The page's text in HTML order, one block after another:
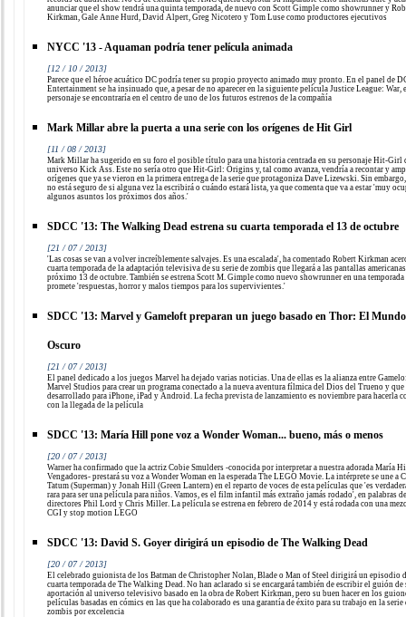
anunciar que el show tendrá una quinta temporada, de nuevo con Scott Gimple como showrunner y
Kirkman, Gale Anne Hurd, David Alpert, Greg Nicotero y Tom Luse como productores ejecutivos
NYCC '13 - Aquaman podría tener película animada
[12 / 10 / 2013]
Parece que el héroe acuático DC podría tener su propio proyecto animado muy pronto. En el panel de
Entertainment se ha insinuado que, a pesar de no aparecer en la siguiente película Justice League: War,
personaje se encontraría en el centro de uno de los futuros estrenos de la compañía
Mark Millar abre la puerta a una serie con los orígenes de Hit Girl
[11 / 08 / 2013]
Mark Millar ha sugerido en su foro el posible título para una historia centrada en su personaje Hit-Girl
universo Kick Ass. Este no sería otro que Hit-Girl: Origins y, tal como avanza, vendría a recontar y
orígenes que ya se vieron en la primera entrega de la serie que protagoniza Dave Lizewski. Sin
no está seguro de si alguna vez la escribirá o cuándo estará lista, ya que comenta que va a estar 'muy
algunos asuntos los próximos dos años.'
SDCC '13: The Walking Dead estrena su cuarta temporada el 13 de octubre
[21 / 07 / 2013]
'Las cosas se van a volver increíblemente salvajes. Es una escalada', ha comentado Robert Kirkman
cuarta temporada de la adaptación televisiva de su serie de zombis que llegará a las pantallas
próximo 13 de octubre. También se estrena Scott M. Gimple como nuevo showrunner en una temporada
promete 'respuestas, horror y malos tiempos para los supervivientes.'
SDCC '13: Marvel y Gameloft preparan un juego basado en Thor: El Mundo
Oscuro
[21 / 07 / 2013]
El panel dedicado a los juegos Marvel ha dejado varias noticias. Una de ellas es la alianza entre
Marvel Studios para crear un programa conectado a la nueva aventura fílmica del Dios del Trueno y que
desarrollado para iPhone, iPad y Android. La fecha prevista de lanzamiento es noviembre para hacerla
con la llegada de la película
SDCC '13: María Hill pone voz a Wonder Woman... bueno, más o menos
[20 / 07 / 2013]
Warner ha confirmado que la actriz Cobie Smulders -conocida por interpretar a nuestra adorada María
Vengadores- prestará su voz a Wonder Woman en la esperada The LEGO Movie. La intérprete se une a
Tatum (Superman) y Jonah Hill (Green Lantern) en el reparto de voces de esta películas que 'es
rara para ser una película para niños. Vamos, es el film infantil más extraño jamás rodado', en palabras
directores Phil Lord y Chris Miller. La película se estrena en febrero de 2014 y está rodada con una
CGI y stop motion LEGO
SDCC '13: David S. Goyer dirigirá un episodio de The Walking Dead
[20 / 07 / 2013]
El celebrado guionista de los Batman de Christopher Nolan, Blade o Man of Steel dirigirá un episodio
cuarta temporada de The Walking Dead. No han aclarado si se encargará también de escribir el guión de
aportación al universo televisivo basado en la obra de Robert Kirkman, pero su buen hacer en los
películas basadas en cómics en las que ha colaborado es una garantía de éxito para su trabajo en la serie
zombis por excelencia